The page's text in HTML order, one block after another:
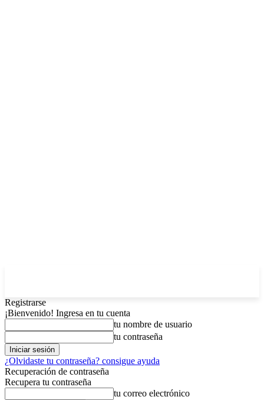
Registrarse
¡Bienvenido! Ingresa en tu cuenta
tu nombre de usuario
tu contraseña
¿Olvidaste tu contraseña? consigue ayuda
Recuperación de contraseña
Recupera tu contraseña
tu correo electrónico